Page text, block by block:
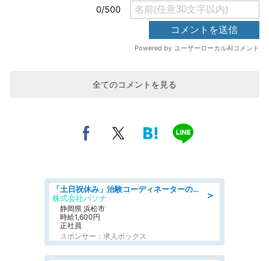
全てのコメントを見る
＞
「土日祝休み」治験コーディネーターのお仕事/未経験OK
株式会社パソナ
静岡県 浜松市
時給1,600円
正社員
スポンサー：求人ボックス